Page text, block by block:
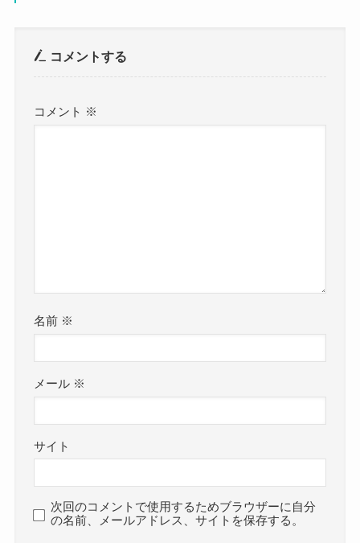
コメントする
コメント ※
名前 ※
メール ※
サイト
次回のコメントで使用するためブラウザーに自分
の名前、メールアドレス、サイトを保存する。